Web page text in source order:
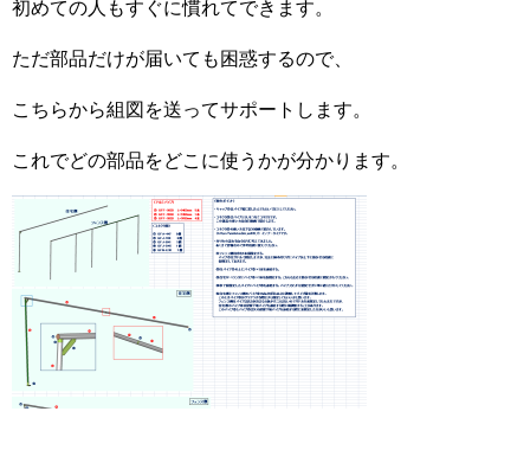
初めての人もすぐに慣れてできます。
ただ部品だけが届いても困惑するので、
こちらから組図を送ってサポートします。
これでどの部品をどこに使うかが分かります。